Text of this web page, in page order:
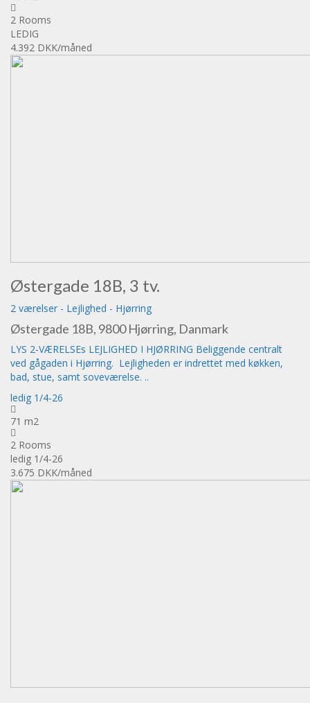
2 Rooms
LEDIG
4.392 DKK/måned
Østergade 18B, 3 tv.
2 værelser - Lejlighed - Hjørring
Østergade 18B, 9800 Hjørring, Danmark
LYS 2-VÆRELSEs LEJLIGHED I HJØRRING Beliggende centralt
ved gågaden i Hjørring. Lejligheden er indrettet med køkken,
bad, stue, samt soveværelse. ..
ledig 1/4-26
71 m2
2 Rooms
ledig 1/4-26
3.675 DKK/måned